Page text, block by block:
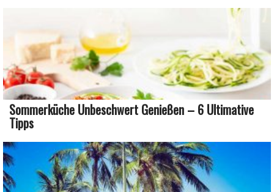
Sommerküche Unbeschwert Genießen – 6 Ultimative
Tipps